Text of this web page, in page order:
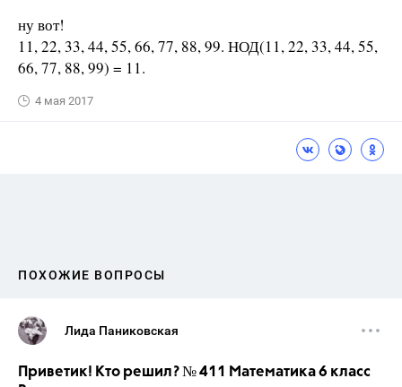
ну вот!
11, 22, 33, 44, 55, 66, 77, 88, 99. НОД(11, 22, 33, 44, 55,
66, 77, 88, 99) = 11.
4 мая 2017
ПОХОЖИЕ ВОПРОСЫ
Лида Паниковская
Приветик! Кто решил? № 411 Математика 6 класс